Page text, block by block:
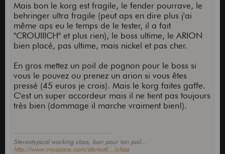
Mais bon le korg est fragile, le fender pourrave, le
behringer ultra fragile (peut aps en dire plus j'ai
même aps eu le temps de le tester, il a fait
"CROUIIICH" et plus rien), le boss ultime, le ARION
bien placé, pas ultime, mais nickel et pas cher.
En gros mettez un poil de pognon pour le boss si
vous le pouvez ou prenez un arion si vous êtes
pressé (45 euros je crois). Mais le korg faites gaffe.
C'est un super accordeur mais il ne tient pas toujours
très bien (dommage il marche vraiment bien!).
Stereotypical working class, bon pour ton poil...
http://www.myspace.com/stereot(...)class